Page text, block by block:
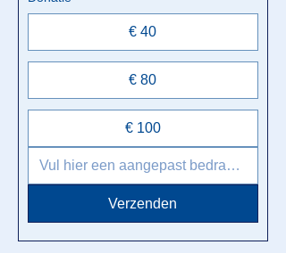
€ 40
€ 80
€ 100
Verzenden